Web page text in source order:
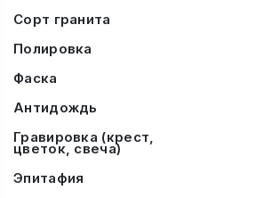
Сорт гранита
Полировка
Фаска
Антидождь
Гравировка (крест,
цветок, свеча)
Эпитафия